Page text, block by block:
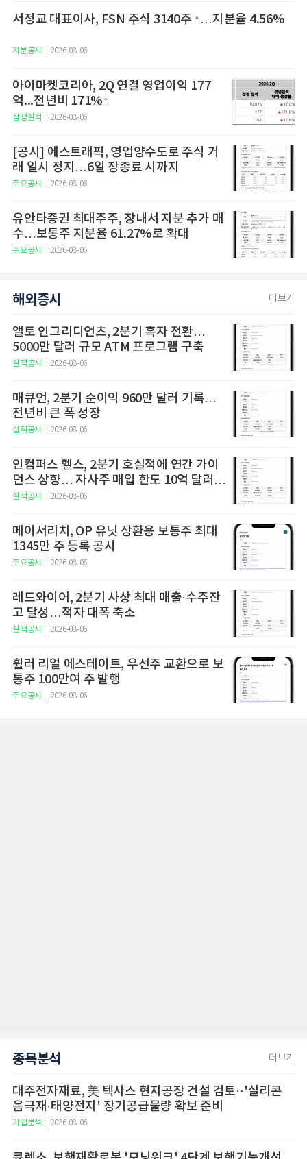
서정교 대표이사, FSN 주식 3140주 ↑…지분율 4.56%
지분공시 2026-08-06
아이마켓코리아, 2Q 연결 영업이익 177
억...전년비 171%↑
잠정실적 2026-08-06
[공시] 에스트래픽, 영업양수도로 주식 거
래 일시 정지…6일 장종료 시까지
주요공시 2026-08-06
유안타증권 최대주주, 장내서 지분 추가 매
수…보통주 지분율 61.27%로 확대
주요공시 2026-08-06
해외증시 더보기
앨토 인그리디언츠, 2분기 흑자 전환…
5000만 달러 규모 ATM 프로그램 구축
실적공시 2026-08-06
매큐언, 2분기 순이익 960만 달러 기록…
전년비 큰 폭 성장
실적공시 2026-08-06
인컴퍼스 헬스, 2분기 호실적에 연간 가이
던스 상향… 자사주 매입 한도 10억 달러로
확대
실적공시 2026-08-06
메이서리치, OP 유닛 상환용 보통주 최대
1345만 주 등록 공시
주요공시 2026-08-06
레드와이어, 2분기 사상 최대 매출·수주잔
고 달성…적자 대폭 축소
실적공시 2026-08-06
휠러 리얼 에스테이트, 우선주 교환으로 보
통주 100만여 주 발행
주요공시 2026-08-06
종목분석 더보기
대주전자재료, 美 텍사스 현지공장 건설 검토··'실리콘
음극재·태양전지' 장기공급물량 확보 준비
기업분석 2026-08-06